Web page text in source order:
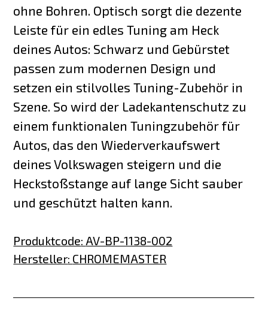
ohne Bohren. Optisch sorgt die dezente
Leiste für ein edles Tuning am Heck
deines Autos: Schwarz und Gebürstet
passen zum modernen Design und
setzen ein stilvolles Tuning-Zubehör in
Szene. So wird der Ladekantenschutz zu
einem funktionalen Tuningzubehör für
Autos, das den Wiederverkaufswert
deines Volkswagen steigern und die
Heckstoßstange auf lange Sicht sauber
und geschützt halten kann.
Produktcode: AV-BP-1138-002
Hersteller: CHROMEMASTER